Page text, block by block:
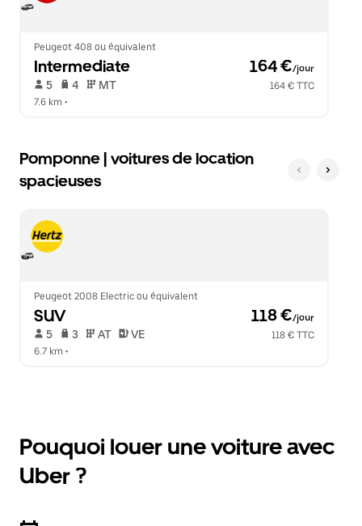
Peugeot 408 ou équivalent
Intermediate 164 €/jour
5 4 MT
164 € TTC
7.6 km •
Pomponne | voitures de location
spacieuses
Peugeot 2008 Electric ou équivalent
SUV 118 €/jour
5 3 AT VE
118 € TTC
6.7 km •
Pouquoi louer une voiture avec
Uber ?